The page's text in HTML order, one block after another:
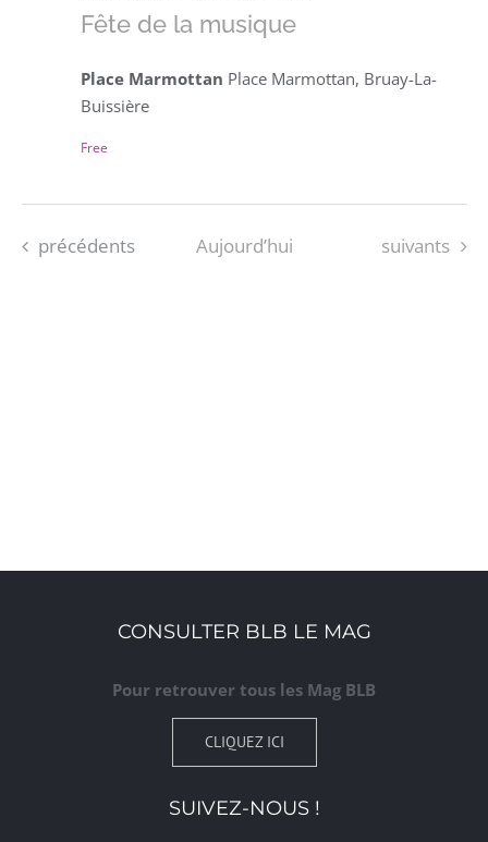
Fête de la musique
Place Marmottan Place Marmottan, Bruay-La-
Buissière
Free
Évènements
précédents Aujourd’hui Évènements
suivants
CONSULTER BLB LE MAG
Pour retrouver tous les Mag BLB
CLIQUEZ ICI
SUIVEZ-NOUS !